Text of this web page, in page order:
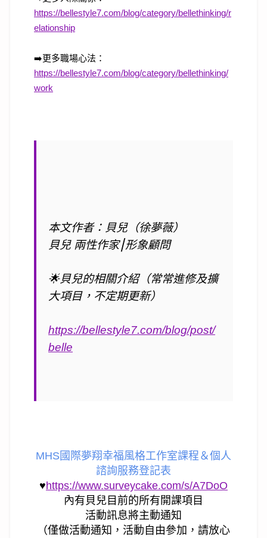
https://bellestyle7.com/blog/category/bellethinking/r
elationship
➡️更多職場心法：
https://bellestyle7.com/blog/category/bellethinking/
work
本文作者：貝兒（徐夢薇）
貝兒 兩性作家⎮形象顧問
🌟貝兒的相關介紹（常常進修及擴
大項目，不定期更新）
https://bellestyle7.com/blog/post/
belle
MHS國際夢翔幸福風格工作室課程＆個人
諮詢服務登記表
♥https://www.surveycake.com/s/A7DoO
內有貝兒目前的所有開課項目
活動訊息將主動通知
（僅做活動通知，活動自由參加，請放心